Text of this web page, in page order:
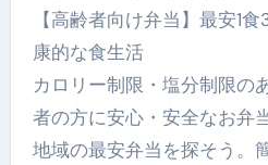
【高齢者向け弁当】最安1
康的な食生活
カロリー制限・塩分制限の
者の方に安心・安全なお弁
地域の最安弁当を探そう。